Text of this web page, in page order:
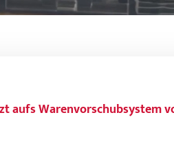
aufs Warenvorschubsystem